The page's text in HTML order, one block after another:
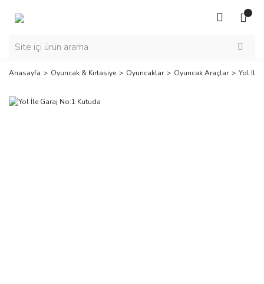
Anasayfa Oyuncak & Kırtasiye Oyuncaklar Oyuncak Araçlar Yol İle